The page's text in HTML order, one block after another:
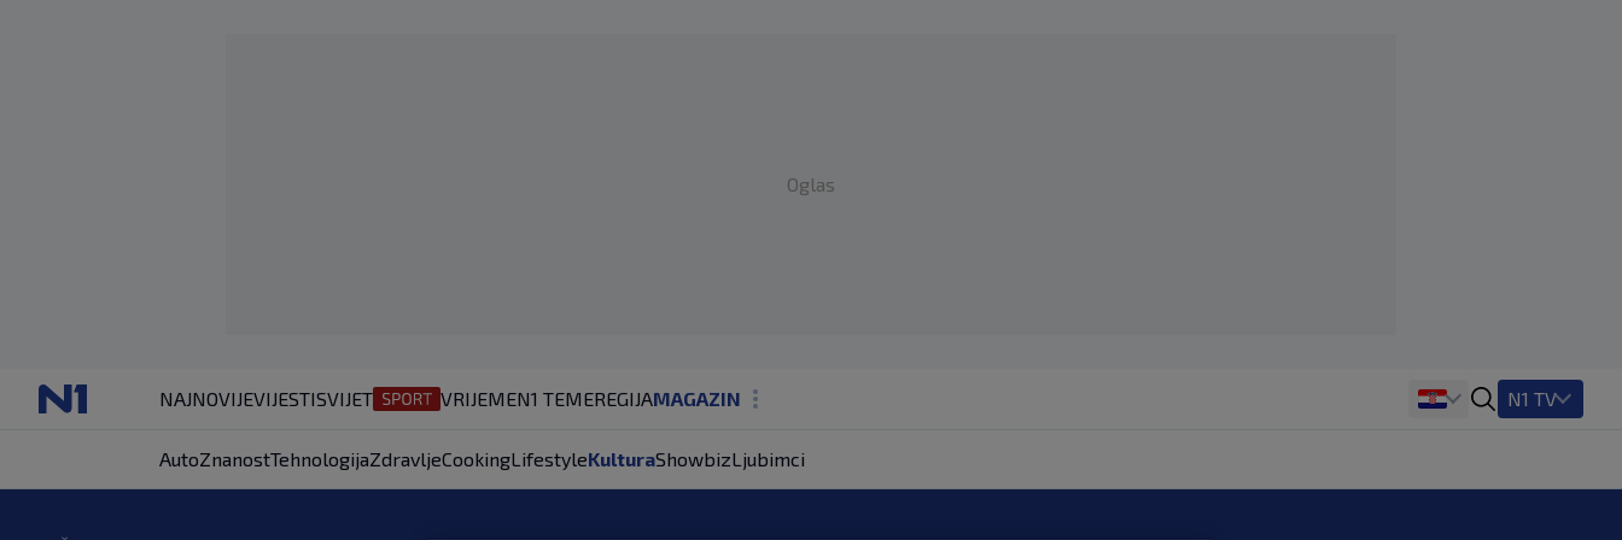
Oglas
NAJNOVIJEVIJESTISVIJET VRIJEMEN1 TEMEREGIJAMAGAZIN
KOLUMNE
N1 TV
AutoZnanostTehnologijaZdravljeCookingLifestyleKulturaShowbizLjubimci